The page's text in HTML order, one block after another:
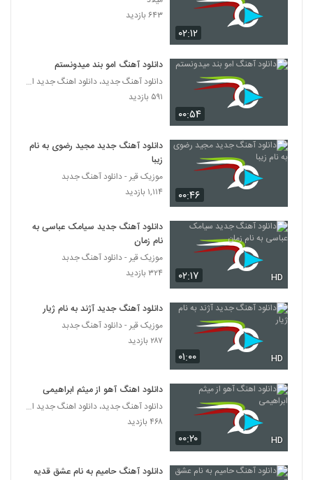
دانلود آهنگ جدید و زیبای علی تیک ام با نام
۲۲۰ بازدید
موزیک زیبای علقمه از جلیل جمدار
آهنگ از شنبه 2 از امین رفیعی(پاپ)
دانلود آهنگ هومن مرادخانی تو بارون چشات
(Hooman Moradkhani To Barone
Cheshat)
۲۱۳ بازدید
دانلود آهنگ ابراهیم نامی خراب کردی
6451
دانلود آهنگ حامد پهلان فیس تو فیس
6452
Mohsen Roham To Ke Rafti
۲۰۵ بازدید
آهنگ وحید ادیب بنام پاییز
6454
دانلود آهنگ جدید و زیبای محمود مرادی با نام
بعد تو
۲۵۴ بازدید
۰۲:۱۲
۶۴۳ بازدید
۰۰:۵۴
دانلود آهنگ امو بند میدونستم
دانلود آهنگ جدید، دانلود اهنگ جدید ایرانی
۵۹۱ بازدید
۰۰:۴۶
دانلود آهنگ جدید مجید رضوی به نام
زیبا
موزیک قیر - دانلود آهنگ جدبد
۱,۱۱۴ بازدید
۰۲:۱۷ HD
دانلود آهنگ جدید سیامک عباسی به
نام زمان
موزیک قیر - دانلود آهنگ جدبد
۳۲۴ بازدید
۰۱:۰۰ HD
دانلود آهنگ جدید آژند به نام ژیار
موزیک قیر - دانلود آهنگ جدبد
۲۸۷ بازدید
۰۰:۲۰ HD
دانلود اهنگ آهو از میثم ابراهیمی
دانلود آهنگ جدید، دانلود اهنگ جدید ایرانی
۴۶۸ بازدید
دانلود آهنگ حامیم به نام عشق قدیمی